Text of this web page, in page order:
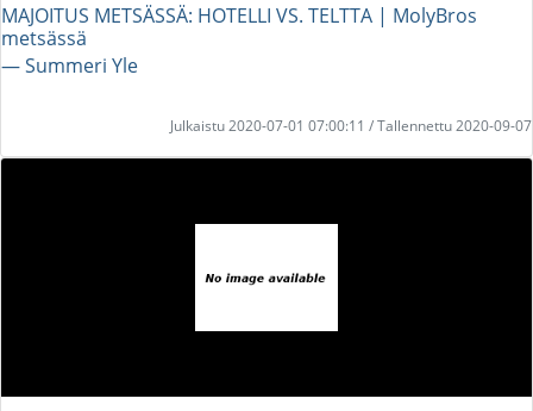
MAJOITUS METSÄSSÄ: HOTELLI VS. TELTTA | MolyBros
metsässä
― Summeri Yle
Julkaistu 2020-07-01 07:00:11 / Tallennettu 2020-09-07